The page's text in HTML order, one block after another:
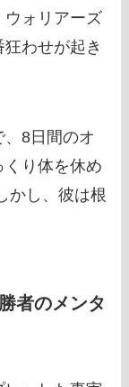
ウォリアーズ
わせが起き
8日間のオ
り体を休め
かし、彼は根
者のメンタ